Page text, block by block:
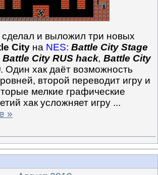
сделал и выложил три новых
City на NES: Battle City Stage
Battle City RUS hack, Battle City
. Один хак даёт возможность
второй переводит игру и
мелкие графические
хак усложняет игру ...
»